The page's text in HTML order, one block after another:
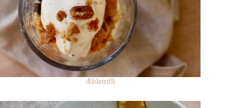
Æbletrifli